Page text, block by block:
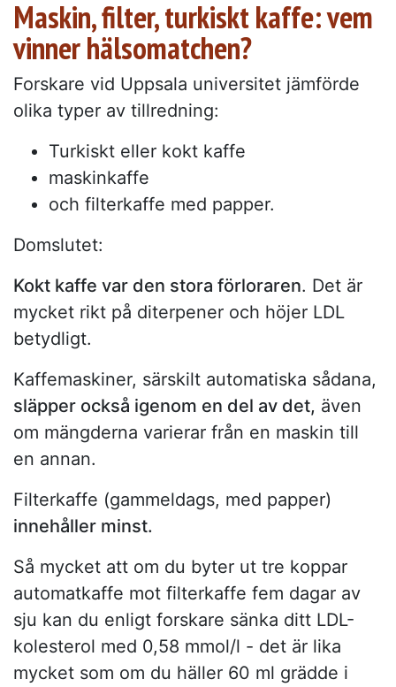
Maskin, filter, turkiskt kaffe: vem
vinner hälsomatchen?
Forskare vid Uppsala universitet jämförde
olika typer av tillredning:
Turkiskt eller kokt kaffe
maskinkaffe
och filterkaffe med papper.
Domslutet:
Kokt kaffe var den stora förloraren. Det är
mycket rikt på diterpener och höjer LDL
betydligt.
Kaffemaskiner, särskilt automatiska sådana,
släpper också igenom en del av det, även
om mängderna varierar från en maskin till
en annan.
Filterkaffe (gammeldags, med papper)
innehåller minst.
Så mycket att om du byter ut tre koppar
automatkaffe mot filterkaffe fem dagar av
sju kan du enligt forskare sänka ditt LDL-
kolesterol med 0,58 mmol/l - det är lika
mycket som om du häller 60 ml grädde i